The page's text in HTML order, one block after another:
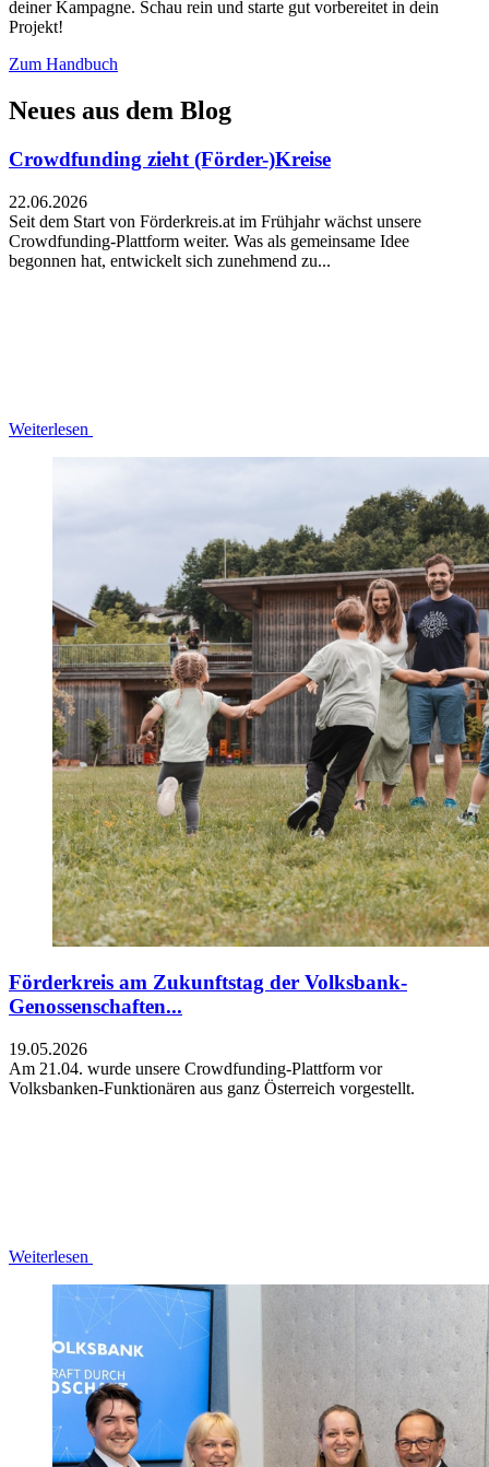
deiner Kampagne. Schau rein und starte gut vorbereitet in dein
Projekt!
Zum Handbuch
Neues aus dem Blog
Crowdfunding zieht (Förder-)Kreise
22.06.2026
Seit dem Start von Förderkreis.at im Frühjahr wächst unsere
Crowdfunding-Plattform weiter. Was als gemeinsame Idee
begonnen hat, entwickelt sich zunehmend zu...
Weiterlesen
Förderkreis am Zukunftstag der Volksbank-
Genossenschaften...
19.05.2026
Am 21.04. wurde unsere Crowdfunding-Plattform vor
Volksbanken-Funktionären aus ganz Österreich vorgestellt.
Weiterlesen